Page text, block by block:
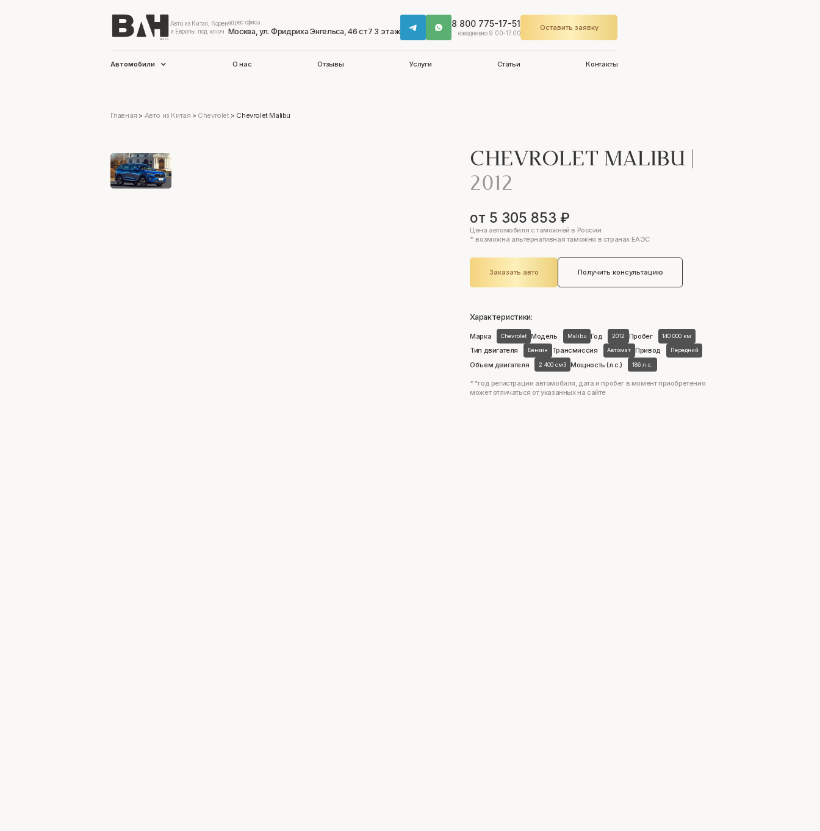
Авто из Китая, Кореи
и Европы под ключ
адрес офиса
Москва, ул. Фридриха Энгельса, 46 ст7 3 этаж
8 800 775-17-51
ежедневно 9.00-17.00
Оставить заявку
Автомобили О нас Отзывы Услуги Статьи Контакты
Главная > Авто из Китая > Chevrolet> Chevrolet Malibu
CHEVROLET MALIBU |
2012
от 5 305 853 ₽
Цена автомобиля с таможней в России
* возможна альтернативная таможня в странах ЕАЭС
Заказать авто Получить консультацию
Характеристики:
Марка Chevrolet Модель Malibu Год 2012 Пробег 140 000 км
Тип двигателя Бензин Трансмиссия Автомат Привод Передний
Объем двигателя 2 400 см3 Мощность (л.с.) 186 л.с.
**год регистрации автомобиля, дата и пробег в момент приобретения
может отличаться от указанных на сайте